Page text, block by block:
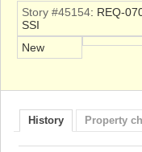
Story #45154: REQ-
SSI
New
History Property